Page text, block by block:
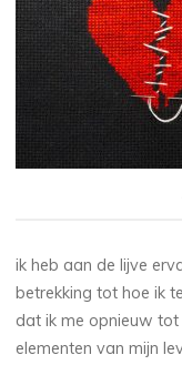
ik heb aan de lijve
betrekking tot hoe ik
dat ik me opnieuw tot
elementen van mijn